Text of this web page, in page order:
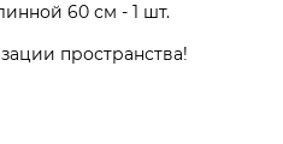
60 см - 1 шт.
пространства!